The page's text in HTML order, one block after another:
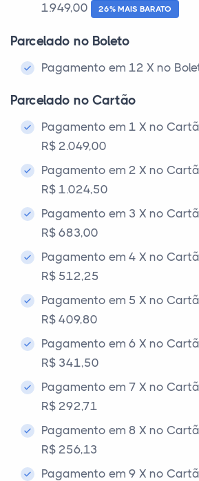
1.949,00
26% MAIS BARATO
Parcelado no Boleto
Pagamento em 12 X no
Parcelado no Cartão
Pagamento em 1 X no
R$ 2.049,00
Pagamento em 2 X no
R$ 1.024,50
Pagamento em 3 X no
R$ 683,00
Pagamento em 4 X no
R$ 512,25
Pagamento em 5 X no
R$ 409,80
Pagamento em 6 X no
R$ 341,50
Pagamento em 7 X no
R$ 292,71
Pagamento em 8 X no
R$ 256,13
Pagamento em 9 X no